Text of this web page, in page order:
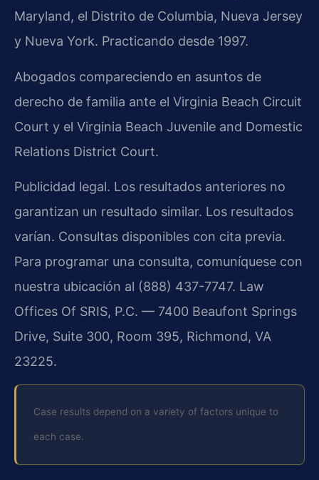
Maryland, el Distrito de Columbia, Nueva Jersey
y Nueva York. Practicando desde 1997.
Abogados compareciendo en asuntos de
derecho de familia ante el Virginia Beach Circuit
Court y el Virginia Beach Juvenile and Domestic
Relations District Court.
Publicidad legal. Los resultados anteriores no
garantizan un resultado similar. Los resultados
varían. Consultas disponibles con cita previa.
Para programar una consulta, comuníquese con
nuestra ubicación al (888) 437-7747. Law
Offices Of SRIS, P.C. — 7400 Beaufont Springs
Drive, Suite 300, Room 395, Richmond, VA
23225.
Case results depend on a variety of factors unique to
each case.